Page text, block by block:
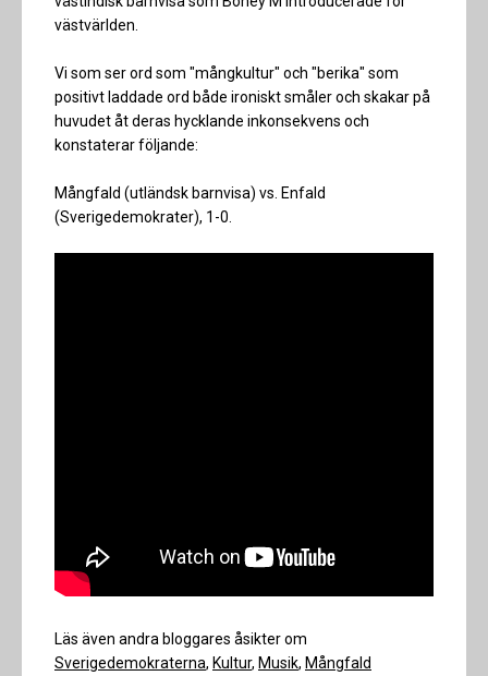
västvärlden.
Vi som ser ord som "mångkultur" och "berika" som
positivt laddade ord både ironiskt småler och skakar på
huvudet åt deras hycklande inkonsekvens och
konstaterar följande:
Mångfald (utländsk barnvisa) vs. Enfald
(Sverigedemokrater), 1-0.
Läs även andra bloggares åsikter om
Sverigedemokraterna, Kultur, Musik, Mångfald